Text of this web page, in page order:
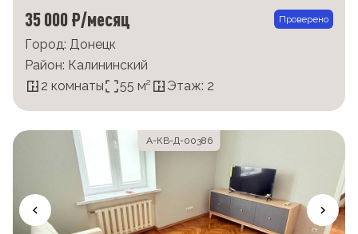
35 000 ₽/месяц Проверено
Город: Донецк
Район: Калининский
2 комнаты
55 м² Этаж: 2
А-КВ-Д-00386